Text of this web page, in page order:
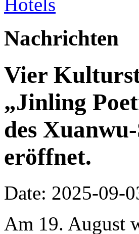
Nachrichten
Vier
„Jinling
des
eröffnet.
Date: 2025-09-
Am 19. August